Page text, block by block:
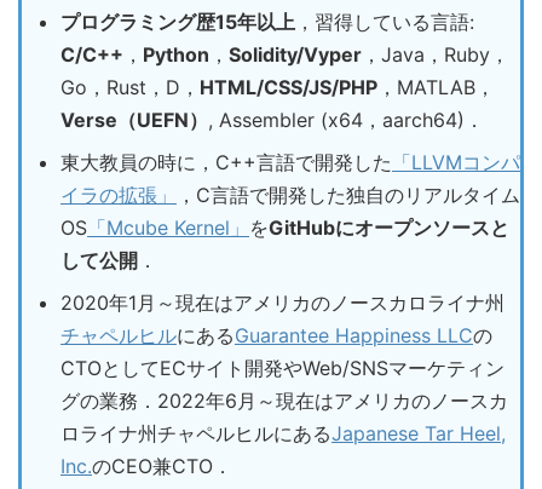
プログラミング歴15年以上 ，習得している言語:
C/C++ ， Python ， Solidity/Vyper ，Java，Ruby，
Go，Rust，D， HTML/CSS/JS/PHP ，MATLAB，
Verse（UEFN） , Assembler (x64，aarch64)．
東大教員の時に，C++言語で開発した 「LLVMコンパ
イラの拡張」
，C言語で開発した独自のリアルタイム
OS 「Mcube Kernel」 をGitHubにオープンソースと
して公開 ．
2020年1月～現在はアメリカのノースカロライナ州
チャペルヒルにあるGuarantee Happiness LLCの
CTOとしてECサイト開発やWeb/SNSマーケティン
グの業務．2022年6月～現在はアメリカのノースカ
ロライナ州チャペルヒルにあるJapanese Tar Heel,
Inc.のCEO兼CTO．